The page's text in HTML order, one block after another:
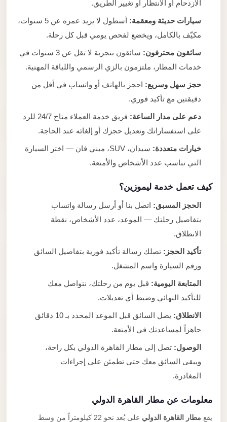
الازدحام أو الانتظار أو تغيير الطريق.
سيارات حديثة ومعقمة:
أسطول لا يزيد عمره عن 5 سنوات،
مكيّف بالكامل، ويخضع لفحص يومي قبل كل رحلة.
سائقون محترفون:
سائقون بتجربة لا تقل عن 3 سنوات في
خدمات المطار، ملتزمون بالزي الرسمي واللياقة المهنية.
حجز سهل وسريع:احجز بالهاتف أو واتساب في أقل من
دقيقتين مع تأكيد فوري.
دعم على مدار الساعة:
فريق خدمة العملاء متاح 24/7 للرد
على استفساراتك وتعديل حجزك أو إلغائه عند الحاجة.
خيارات متعددة:
سيدان، SUV، ميني فان — اختر السيارة
التي تناسب عدد الأشخاص والأمتعة.
كيف تعمل خدمة ليموزين؟
الحجز المسبق:اتصل بنا أو أرسل رسالة واتساب
بتفاصيل رحلتك — الموعد، عدد الأشخاص، نقطة
الانطلاق.
تأكيد الحجز:تصلك رسالة تأكيد فورية بتفاصيل السائق
ورقم السيارة واسم المشغل.
المتابعة اليومية:قبل يوم من رحلتك، نتواصل معك
للتأكيد النهائي وضبط أي تعديلات.
الانطلاق:
يصل السائق قبل الموعد المحدد بـ 10 دقائق
جاهزاً لمساعدتك في الأمتعة.
الوصول:تصل إلى مطار القاهرة الدولي بكل راحة،
ويبقى السائق معك حتى تطمئن على إجراءات
المغادرة.
معلومات عن مطار القاهرة الدولي
يقعمطار القاهرة الدولي
على بُعد نحو 22 كيلومتراً من وسط